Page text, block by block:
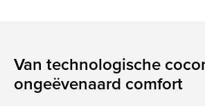
Van technologische
ongeëvenaard comfort